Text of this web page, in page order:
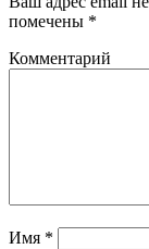
помечены *
Комментарий
Имя *